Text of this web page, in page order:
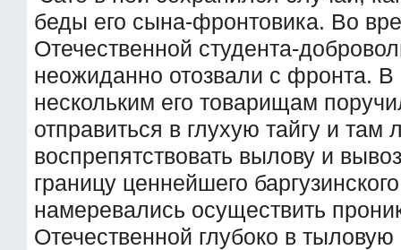
беды его сына-фронтовика. Во
Отечественной студента-
неожиданно отозвали с фронта.
нескольким его товарищам
отправиться в глухую тайгу и там
воспрепятствовать вылову и
границу ценнейшего
намеревались осуществить
Отечественной глубоко в